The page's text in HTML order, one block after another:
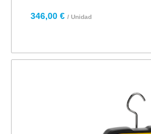
346,00 € / Unidad